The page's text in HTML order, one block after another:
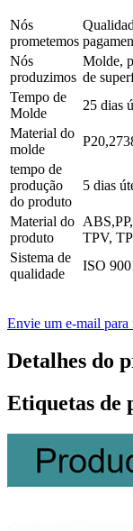
Nós
prometemos
Nós
produzimos
Molde,
de
Tempo de
Molde
25 dias
Material do
molde
tempo de
produção
do produto
5 dias
Material do
produto
TPV,
Sistema de
qualidade
ISO
Envie um e-mail para
Detalhes do
Etiquetas de